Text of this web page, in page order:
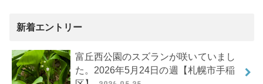
新着エントリー
富丘西公園のスズランが咲いていまし
た。2026年5月24日の週【札幌市手稲